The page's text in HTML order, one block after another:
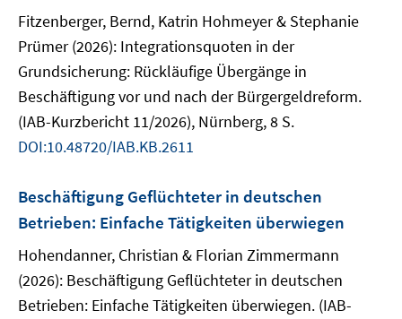
Fitzenberger, Bernd, Katrin Hohmeyer & Stephanie
Prümer (2026): Integrationsquoten in der
Grundsicherung: Rückläufige Übergänge in
Beschäftigung vor und nach der Bürgergeldreform.
(IAB-Kurzbericht 11/2026), Nürnberg, 8 S.
DOI:10.48720/IAB.KB.2611
Beschäftigung Geflüchteter in deutschen
Betrieben: Einfache Tätigkeiten überwiegen
Hohendanner, Christian & Florian Zimmermann
(2026): Beschäftigung Geflüchteter in deutschen
Betrieben: Einfache Tätigkeiten überwiegen. (IAB-